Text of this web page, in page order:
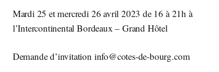
Mardi 25 et mercredi 26 avril 2023 de 16 à 21h à
l’Intercontinental Bordeaux – Grand Hôtel
Demande d’invitation info@cotes-de-bourg.com